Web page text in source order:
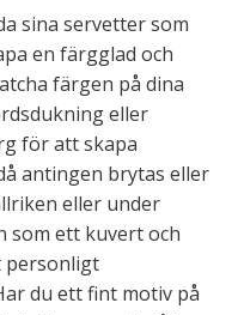
sina servetter som
en färgglad och
färgen på dina
eller
för att skapa
antingen brytas eller
eller under
som ett kuvert och
personligt
du ett fint motiv på